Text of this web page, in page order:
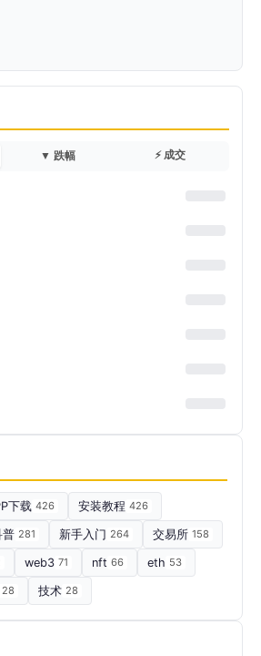
▼ 跌幅 ⚡ 成交
下载 426 安装教程 426
普 281 新手入门 264 交易所 158
web3 71 nft 66 eth 53
28 技术 28